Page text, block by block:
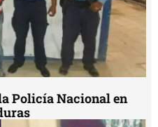
Policía Nacional en